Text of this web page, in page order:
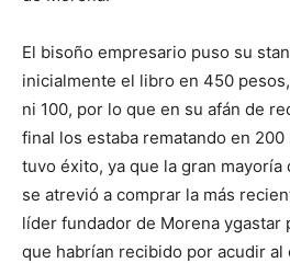
El bisoño empresario puso su
inicialmente el libro en 450 pesos
ni 100, por lo que en su afán de
final los estaba rematando en 200
tuvo éxito, ya que la gran mayoría
se atrevió a comprar la más
líder fundador de Morena ygastar
que habrían recibido por acudir al